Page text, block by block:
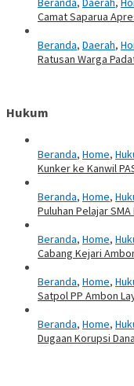
Camat Saparua
Beranda, Daerah,
Ratusan Warga
Hukum
Beranda, Home,
Kunker ke Kanwil
Beranda, Home,
Puluhan Pelajar
Beranda, Home,
Cabang Kejari
Beranda, Home,
Satpol PP Ambon
Beranda, Home,
Dugaan Korupsi